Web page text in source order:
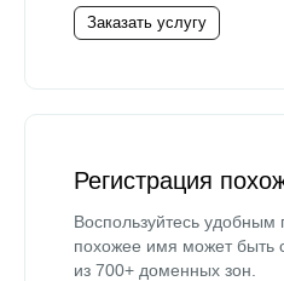
Заказать услугу
Регистрация
Воспользуйтесь
похожее имя может быть
из 700+ доменных зон.